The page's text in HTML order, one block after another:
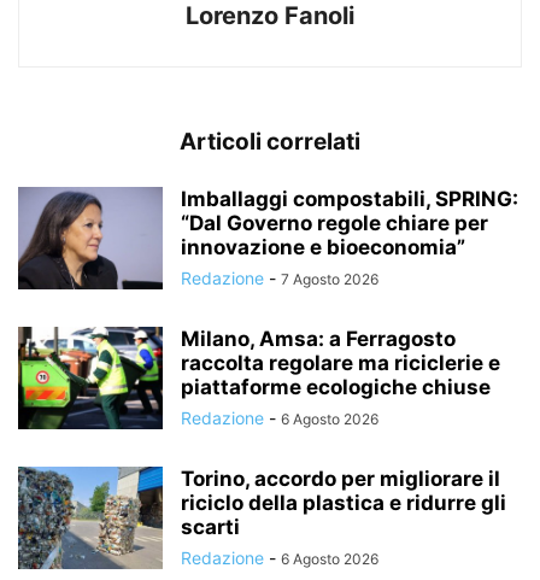
Lorenzo Fanoli
Articoli correlati
Imballaggi compostabili, SPRING:
“Dal Governo regole chiare per
innovazione e bioeconomia”
Redazione - 7 Agosto 2026
Milano, Amsa: a Ferragosto
raccolta regolare ma riciclerie e
piattaforme ecologiche chiuse
Redazione - 6 Agosto 2026
Torino, accordo per migliorare il
riciclo della plastica e ridurre gli
scarti
Redazione - 6 Agosto 2026